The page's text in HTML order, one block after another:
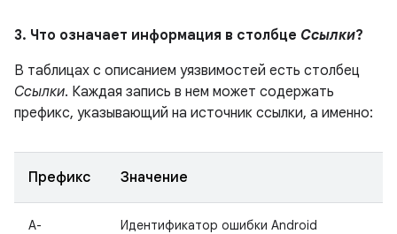
3. Что означает информация в столбце Ссылки?
В таблицах с описанием уязвимостей есть столбец
Ссылки. Каждая запись в нем может содержать
префикс, указывающий на источник ссылки, а именно:
Префикс Значение
A- Идентификатор ошибки Android